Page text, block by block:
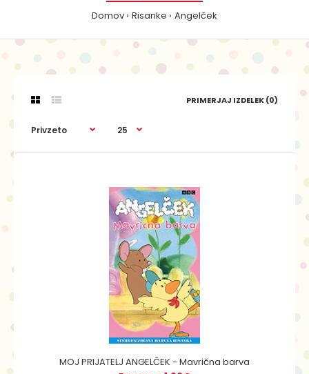
Domov Risanke Angelček
PRIMERJAJ IZDELEK (0)
MOJ PRIJATELJ ANGELČEK - Mavrična barva
Prenos + 1.22€
MOJ PRIJATELJ ANGELČEK - Mavrična barva